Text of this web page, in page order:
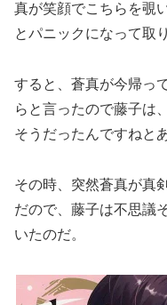
真が笑顔でこちらを覗
とパニックになって取
すると、蒼真が今帰っ
らと言ったので藤子は
そうだったんですねと
その時、突然蒼真が真
だので、藤子は不思議
いたのだ。